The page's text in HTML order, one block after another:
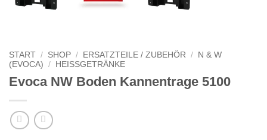
START / SHOP / ERSATZTEILE / ZUBEHÖR / N & W
(EVOCA)
/ HEISSGETRÄNKE
Evoca NW Boden Kannentrage 5100